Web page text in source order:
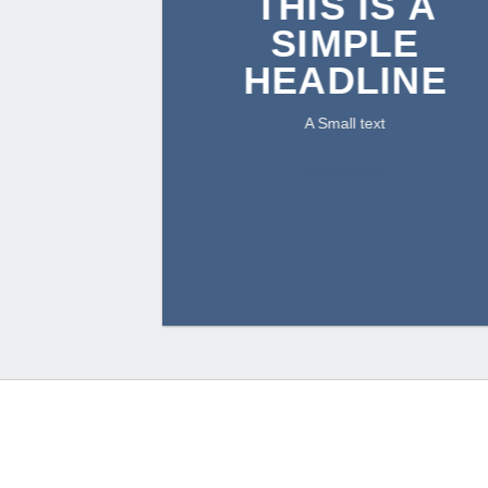
SIMPLE
HEADLINE
A Small text